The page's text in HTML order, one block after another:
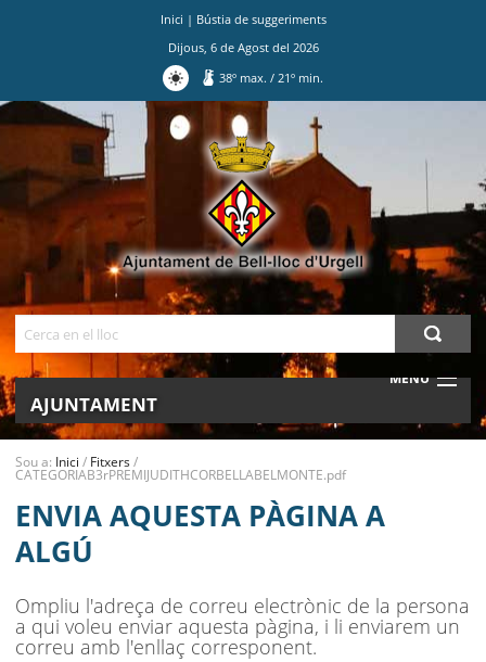
Inici | Bústia de suggeriments
Dijous, 6de Agostdel 2026
38º max./ 21º min.
MENU
AJUNTAMENT
BELL-LLOC SOLUCIONA
Sou a: Inici / Fitxers/
CATEGORIAB3rPREMIJUDITHCORBELLABELMONTE.pdf
ENVIA AQUESTA PÀGINA A
ALGÚ
Ompliu l'adreça de correu electrònic de la persona
a qui voleu enviar aquesta pàgina, i li enviarem un
correu amb l'enllaç corresponent.